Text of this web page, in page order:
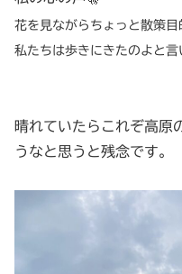
花を見ながらちょっと散策
私たちは歩きにきたのよと言
晴れていたらこれぞ高原
うなと思うと残念です。